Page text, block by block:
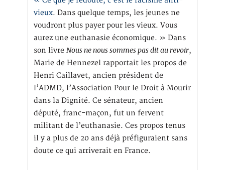
vieux. Dans quelque temps, les jeunes ne
voudront plus payer pour les vieux. Vous
aurez une euthanasie économique. » Dans
son livre Nous ne nous sommes pas dit au revoir,
Marie de Hennezel rapportait les propos de
Henri Caillavet, ancien président de
l’ADMD, l’Association Pour le Droit à Mourir
dans la Dignité. Ce sénateur, ancien
député, franc-maçon, fut un fervent
militant de l’euthanasie. Ces propos tenus
il y a plus de 20 ans déjà préfiguraient sans
doute ce qui arriverait en France.